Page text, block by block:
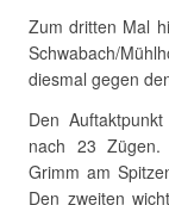
Zum dritten Mal
Schwabach/
diesmal gegen
Den
nach 23 Zügen.
Grimm am
Den zweiten